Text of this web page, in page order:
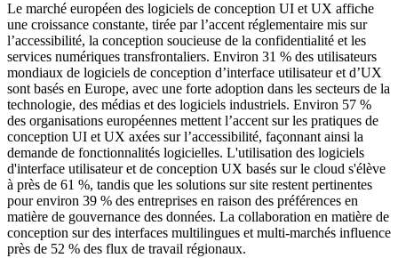
Le marché européen des logiciels de conception UI et UX affiche
une croissance constante, tirée par l’accent réglementaire mis sur
l’accessibilité, la conception soucieuse de la confidentialité et les
services numériques transfrontaliers. Environ 31 % des utilisateurs
mondiaux de logiciels de conception d’interface utilisateur et d’UX
sont basés en Europe, avec une forte adoption dans les secteurs de la
technologie, des médias et des logiciels industriels. Environ 57 %
des organisations européennes mettent l’accent sur les pratiques de
conception UI et UX axées sur l’accessibilité, façonnant ainsi la
demande de fonctionnalités logicielles. L'utilisation des logiciels
d'interface utilisateur et de conception UX basés sur le cloud s'élève
à près de 61 %, tandis que les solutions sur site restent pertinentes
pour environ 39 % des entreprises en raison des préférences en
matière de gouvernance des données. La collaboration en matière de
conception sur des interfaces multilingues et multi-marchés influence
près de 52 % des flux de travail régionaux.